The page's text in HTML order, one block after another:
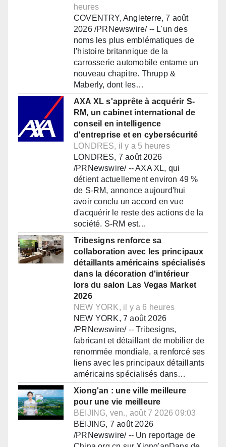
heures
COVENTRY, Angleterre, 7 août
2026 /PRNewswire/ -- L'un des
noms les plus emblématiques de
l'histoire britannique de la
carrosserie automobile entame un
nouveau chapitre. Thrupp &
Maberly, dont les…
AXA XL s'apprête à acquérir S-
RM, un cabinet international de
conseil en intelligence
d'entreprise et en cybersécurité
LONDRES, il y a 5 heures
LONDRES, 7 août 2026
/PRNewswire/ -- AXA XL, qui
détient actuellement environ 49 %
de S-RM, annonce aujourd'hui
avoir conclu un accord en vue
d'acquérir le reste des actions de la
société. S-RM est…
Tribesigns renforce sa
collaboration avec les principaux
détaillants américains spécialisés
dans la décoration d'intérieur
lors du salon Las Vegas Market
2026
NEW YORK, il y a 6 heures
NEW YORK, 7 août 2026
/PRNewswire/ -- Tribesigns,
fabricant et détaillant de mobilier de
renommée mondiale, a renforcé ses
liens avec les principaux détaillants
américains spécialisés dans…
Xiong'an : une ville meilleure
pour une vie meilleure
BEIJING, ven., août 7 2026 09:03
BEIJING, 7 août 2026
/PRNewswire/ -- Un reportage de